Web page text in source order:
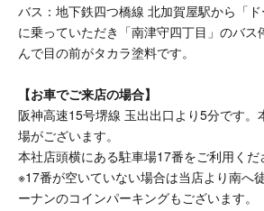
バス：地下鉄四つ橋線 北加賀屋駅から「
に乗っていただき「南津守四丁目」のバス
んで目の前がタカラ塗料です。
【お車でご来店の場合】
阪神高速15号堺線 玉出出口より5分です。
場がございます。
本社店頭横にある駐車場17番をご利用くだ
※17番が空いていない場合は当店より南へ
ーナンのコインパーキングもございます。